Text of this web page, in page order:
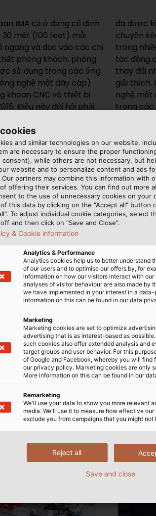
IMA cả ở dạng cố định
30 mét (100 feet) mỗi
ngang và dọc vào các chi
phòng khách, phòng
sử dụng trong các ứng
nghệ một dây cáp)
khoan CNC và thiết bị
Điều này đòi hỏi phải
nhà sản xuất
hybrid TOPSERV,
cho các ứng dụng dây
minh giá trị của mình
tôi mặc dù phải chịu các
và chu kỳ uốn cong
do bụi gỗ,” Sulewski
của mình sang công
cần được chuyển đổi
trong các
Spranger thường tham
“Nếu các dây cáp di
tôi cần biết các đường di
bán kính uốn cong để
thích. “Nhờ kiến thức
của họ và đưa ra lời
và thông số vận hành,
hóa chất, ứng suất cơ
rõ để cung cấp tư vấn kỹ
tôi có các ứng dụng
cung cấp là độc đáo
Sulewski mô tả về
lớn trong quá trình ra
tiết về khung kỹ thuật
các đề xuất cụ thể mà
tưởng vào các nhà cung
và họ kiểm tra sản phẩm
Spranger bổ sung:
khách hàng với bộ
do khách hàng cung
hybrid của chúng tôi.
thuật của chúng tôi có
chúng tôi có thể đáp ứng
các thử nghiệm này
giải pháp phù hợp cho
cáp hybrid tiêu chuẩn
có sẵn
and similar technologies on our website,
are necessary to ensure the proper
consent), while others are not necessary, but
website and to personalize content and ads
partners may combine this information with
offering their services. You can find out more
to the use of unnecessary cookies on your
this data by clicking on the "Accept all" button
To adjust individual cookie categories, select
and then click on "Save and Close".
& Cookie information
Analytics & Performance
Analytics cookies help us to better understand
of our users and to optimise our offers by, for
information on how our visitors interact with our
analyses of visitor behaviour are also made by
we have implemented in your interest in a
information on this can be found in our data
Marketing
Marketing cookies are set to optimize
advertising that is as interest-based as
such cookies also offer extended analysis and
target groups and user behavior. For this
of Google and Facebook, whereby you will find
our privacy policy. Marketing cookies are only
More information on this can be found in our
Remarketing
We'll use your data to show you more relevant
media. We'll use it to measure how effective our
exclude you from campaigns that you might not
Reject all
Save and close